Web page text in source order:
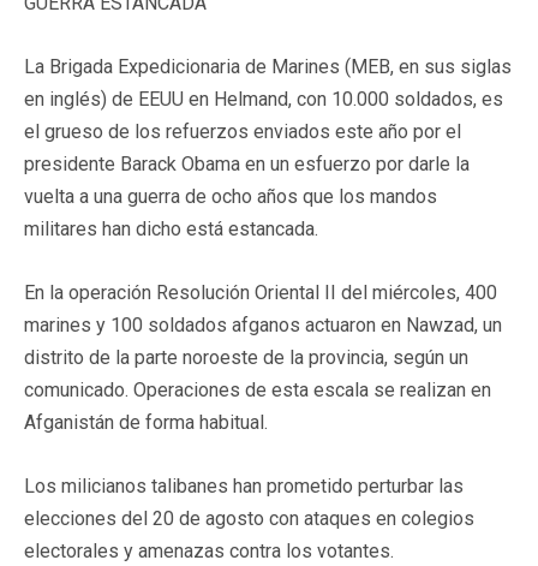
La Brigada Expedicionaria de Marines (MEB, en sus siglas
en inglés) de EEUU en Helmand, con 10.000 soldados, es
el grueso de los refuerzos enviados este año por el
presidente Barack Obama en un esfuerzo por darle la
vuelta a una guerra de ocho años que los mandos
militares han dicho está estancada.
En la operación Resolución Oriental II del miércoles, 400
marines y 100 soldados afganos actuaron en Nawzad, un
distrito de la parte noroeste de la provincia, según un
comunicado. Operaciones de esta escala se realizan en
Afganistán de forma habitual.
Los milicianos talibanes han prometido perturbar las
elecciones del 20 de agosto con ataques en colegios
electorales y amenazas contra los votantes.